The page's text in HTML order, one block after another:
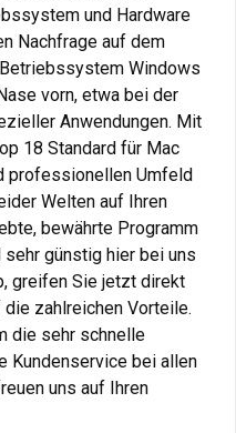
und Hardware
Nachfrage auf dem
Windows
vorn, etwa bei der
Anwendungen. Mit
18 Standard für Mac
professionellen Umfeld
Welten auf Ihren
bewährte Programm
günstig hier bei uns
greifen Sie jetzt direkt
zahlreichen Vorteile.
die sehr schnelle
Kundenservice bei allen
uns auf Ihren